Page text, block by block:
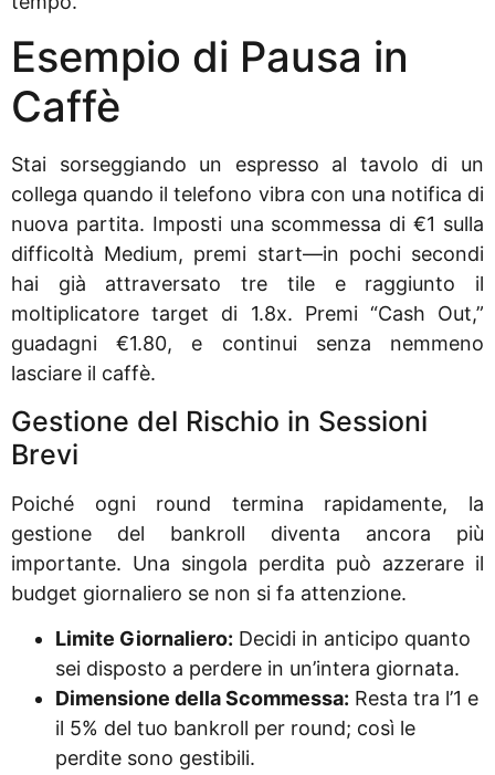
Esempio di Pausa in
Caffè
Stai sorseggiando un espresso al tavolo di un
collega quando il telefono vibra con una notifica di
nuova partita. Imposti una scommessa di €1 sulla
difficoltà Medium, premi start—in pochi secondi
hai già attraversato tre tile e raggiunto il
moltiplicatore target di 1.8x. Premi “Cash Out,”
guadagni €1.80, e continui senza nemmeno
lasciare il caffè.
Gestione del Rischio in Sessioni
Brevi
Poiché ogni round termina rapidamente, la
gestione del bankroll diventa ancora più
importante. Una singola perdita può azzerare il
budget giornaliero se non si fa attenzione.
Limite Giornaliero: Decidi in anticipo quanto
sei disposto a perdere in un’intera giornata.
Dimensione della Scommessa: Resta tra l’1 e
il 5% del tuo bankroll per round; così le
perdite sono gestibili.